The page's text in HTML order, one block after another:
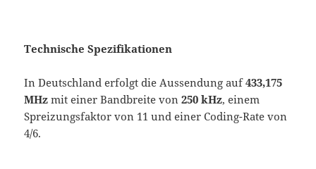
Technische Spezifikationen
In Deutschland erfolgt die Aussendung auf433,175
MHz mit einer Bandbreite von250 kHz, einem
Spreizungsfaktor von 11 und einer Coding-Rate von
4/6.